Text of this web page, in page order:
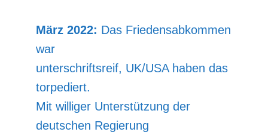
März 2022: Das Friedensabkommen
war
unterschriftsreif, UK/USA haben das
torpediert.
Mit williger Unterstützung der
deutschen Regierung